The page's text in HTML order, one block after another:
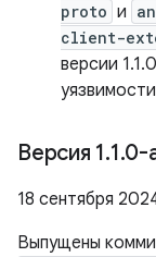
proto и
client-
версии
Версия 1.1.0-
18 сентября
Выпущены